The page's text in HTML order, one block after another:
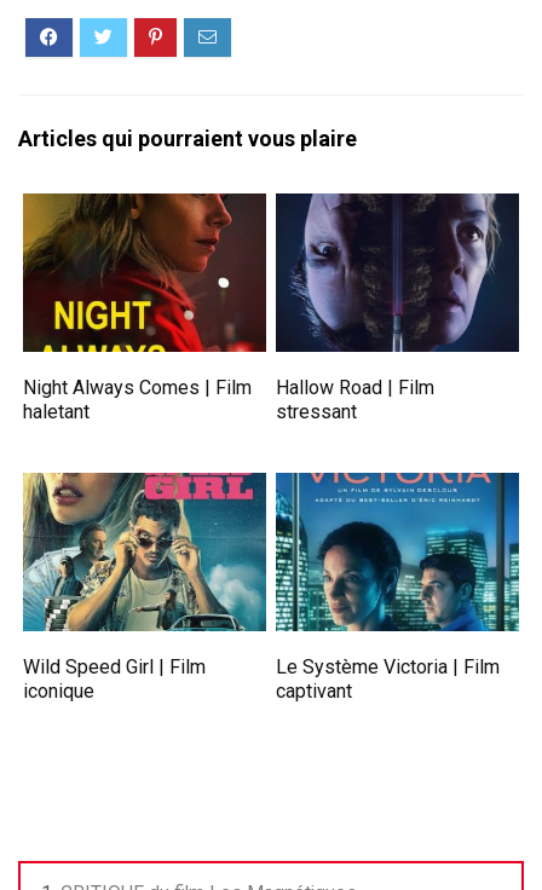
Articles qui pourraient vous plaire
Night Always Comes | Film
haletant
Hallow Road | Film
stressant
Wild Speed Girl | Film
iconique
Le Système Victoria | Film
captivant